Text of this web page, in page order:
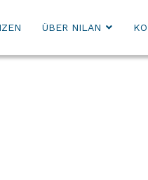
ÜBER NILAN